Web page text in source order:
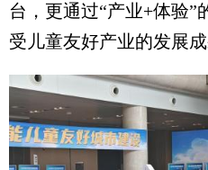
台，更通过“产业+体验”
受儿童友好产业的发展成